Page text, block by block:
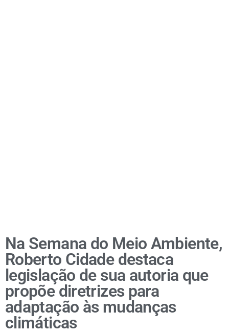
Na Semana do Meio Ambiente,
Roberto Cidade destaca
legislação de sua autoria que
propõe diretrizes para
adaptação às mudanças
climáticas